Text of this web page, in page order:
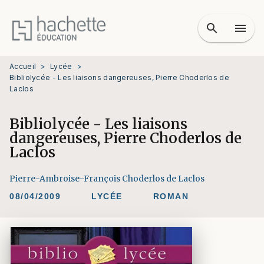
MENU RECHERCHE
PIED DE PAGE
search menu
Accueil > Lycée
>
Bibliolycée - Les liaisons dangereuses, Pierre Choderlos de
Laclos
Bibliolycée - Les liaisons
dangereuses, Pierre Choderlos de
Laclos
Pierre-Ambroise-François Choderlos de Laclos
08/04/2009 LYCÉE ROMAN